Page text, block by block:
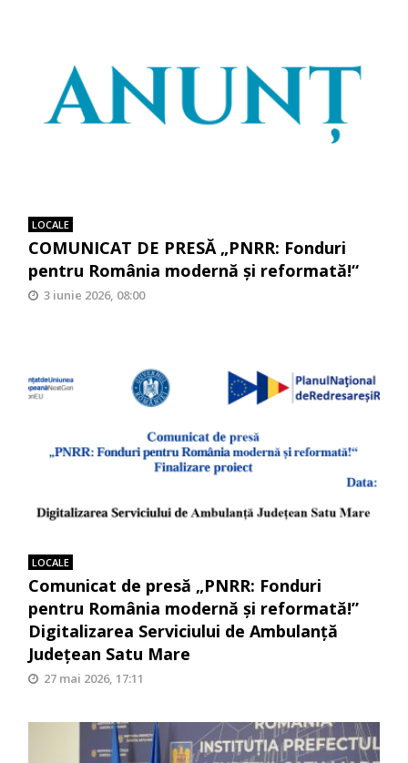
LOCALE
COMUNICAT DE PRESĂ „PNRR: Fonduri
pentru România modernă și reformată!“
3 iunie 2026, 08:00
LOCALE
Comunicat de presă „PNRR: Fonduri
pentru România modernă și reformată!”
Digitalizarea Serviciului de Ambulanță
Județean Satu Mare
27 mai 2026, 17:11